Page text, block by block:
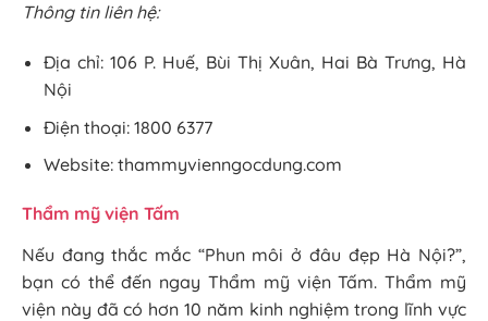
Thông tin liên hệ:
Địa chỉ: 106 P. Huế, Bùi Thị Xuân, Hai Bà Trưng, Hà
Nội
Điện thoại: 1800 6377
Website: thammyvienngocdung.com
Thẩm mỹ viện Tấm
Nếu đang thắc mắc “Phun môi ở đâu đẹp Hà Nội?”,
bạn có thể đến ngay Thẩm mỹ viện Tấm. Thẩm mỹ
viện này đã có hơn 10 năm kinh nghiệm trong lĩnh vực